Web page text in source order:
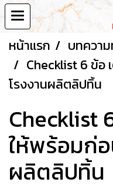
หน้าแรก บทควา
Checklist 6 ข้อ
โรงงานผลิตลิปทิ้น
Checklist
ให้พร้อมก่
ผลิตลิปทิ้น